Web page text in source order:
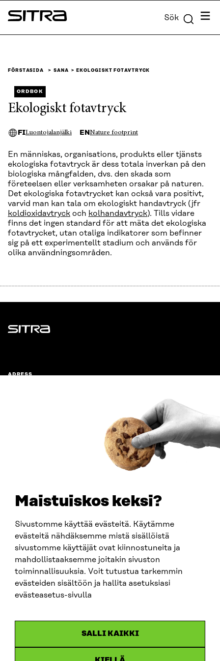
Maistuiskos keksi?
Sivustomme käyttää evästeitä. Käytämme
evästeitä nähdäksemme mistä sisällöistä
sivustomme käyttäjät ovat kiinnostuneita ja
mahdollistaaksemme joitakin sivuston
toiminnallisuuksia. Voit tutustua tarkemmin
evästeiden sisältöön ja hallita asetuksiasi
evästeasetus-sivulla
SALLI KAIKKI
Skip to
content
Sitra Sök Meny
FÖRSTASIDA SANA EKOLOGISKT FOTAVTRYCK
ORDBOK
Ekologiskt fotavtryck
FILuontojalanjälki EN Nature footprint
En människas, organisations, produkts eller tjänsts
ekologiska fotavtryck är dess totala inverkan på den
biologiska mångfalden, dvs. den skada som
företeelsen eller verksamheten orsakar på naturen.
Det ekologiska fotavtrycket kan också vara positivt,
varvid man kan tala om ekologiskt handavtryck (jfr
koldioxidavtryck och kolhandavtryck). Tills vidare
finns det ingen standard för att mäta det ekologiska
fotavtrycket, utan otaliga indikatorer som befinner
sig på ett experimentellt stadium och används för
olika användningsområden.
Sitra
ADRESS
fornamn.efternamn@sitra.fi
SITRA PÅ SOCIALA MEDIER
LinkedIn
Instagram
YouTube